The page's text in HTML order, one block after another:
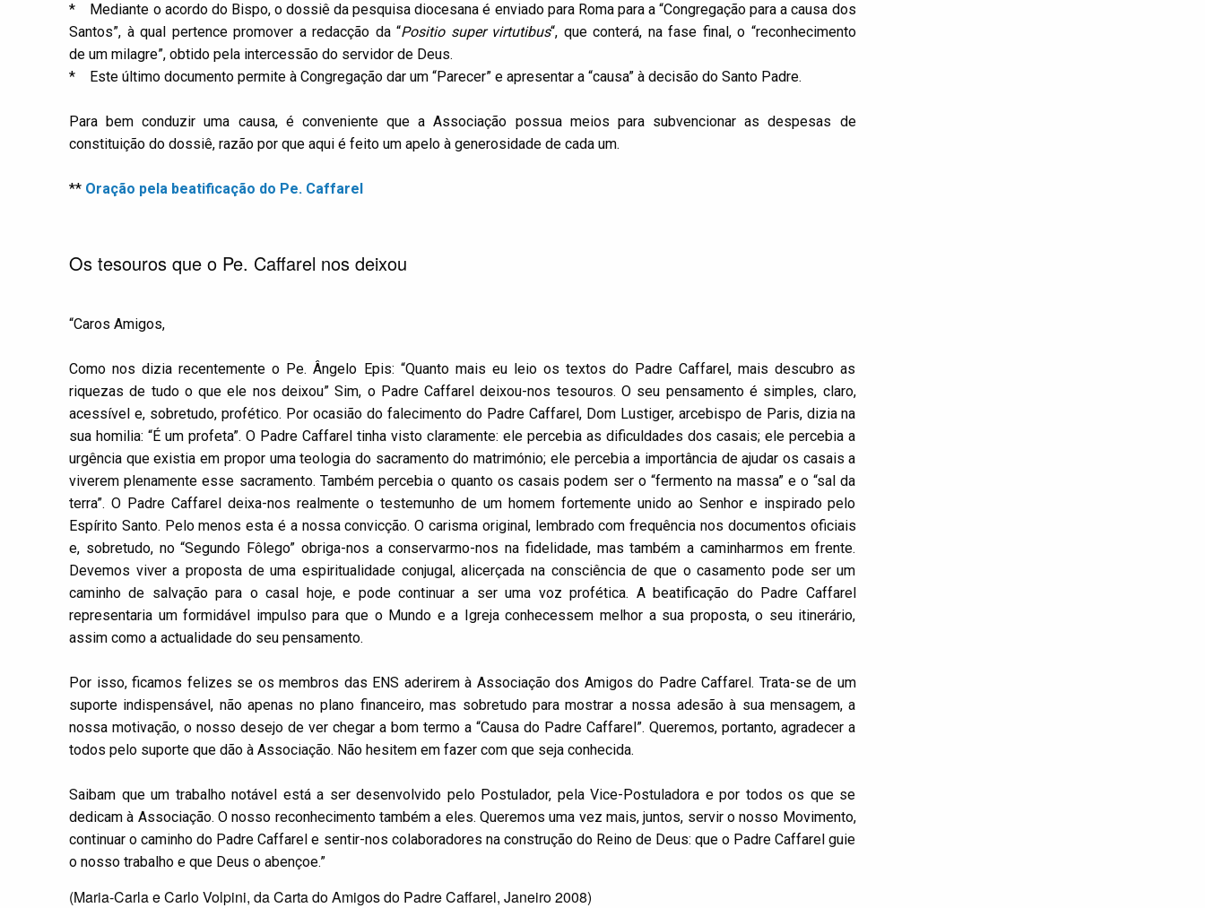
* Mediante o acordo do Bispo, o dossiê da pesquisa diocesana é enviado para Roma para a “Congregação para a causa dos
Santos”, à qual pertence promover a redacção da “Positio super virtutibus“, que conterá, na fase final, o “reconhecimento
de um milagre”, obtido pela intercessão do servidor de Deus.
* Este último documento permite à Congregação dar um “Parecer” e apresentar a “causa” à decisão do Santo Padre.
Para bem conduzir uma causa, é conveniente que a Associação possua meios para subvencionar as despesas de
constituição do dossiê, razão por que aqui é feito um apelo à generosidade de cada um.
** Oração pela beatificação do Pe. Caffarel
Os tesouros que o Pe. Caffarel nos deixou
“Caros Amigos,
Como nos dizia recentemente o Pe. Ângelo Epis: “Quanto mais eu leio os textos do Padre Caffarel, mais descubro as
riquezas de tudo o que ele nos deixou” Sim, o Padre Caffarel deixou-nos tesouros. O seu pensamento é simples, claro,
acessível e, sobretudo, profético. Por ocasião do falecimento do Padre Caffarel, Dom Lustiger, arcebispo de Paris, dizia na
sua homilia: “É um profeta”. O Padre Caffarel tinha visto claramente: ele percebia as dificuldades dos casais; ele percebia a
urgência que existia em propor uma teologia do sacramento do matrimónio; ele percebia a importância de ajudar os casais a
viverem plenamente esse sacramento. Também percebia o quanto os casais podem ser o “fermento na massa” e o “sal da
terra”. O Padre Caffarel deixa-nos realmente o testemunho de um homem fortemente unido ao Senhor e inspirado pelo
Espírito Santo. Pelo menos esta é a nossa convicção. O carisma original, lembrado com frequência nos documentos oficiais
e, sobretudo, no “Segundo Fôlego” obriga-nos a conservarmo-nos na fidelidade, mas também a caminharmos em frente.
Devemos viver a proposta de uma espiritualidade conjugal, alicerçada na consciência de que o casamento pode ser um
caminho de salvação para o casal hoje, e pode continuar a ser uma voz profética. A beatificação do Padre Caffarel
representaria um formidável impulso para que o Mundo e a Igreja conhecessem melhor a sua proposta, o seu itinerário,
assim como a actualidade do seu pensamento.
Por isso, ficamos felizes se os membros das ENS aderirem à Associação dos Amigos do Padre Caffarel. Trata-se de um
suporte indispensável, não apenas no plano financeiro, mas sobretudo para mostrar a nossa adesão à sua mensagem, a
nossa motivação, o nosso desejo de ver chegar a bom termo a “Causa do Padre Caffarel”. Queremos, portanto, agradecer a
todos pelo suporte que dão à Associação. Não hesitem em fazer com que seja conhecida.
Saibam que um trabalho notável está a ser desenvolvido pelo Postulador, pela Vice-Postuladora e por todos os que se
dedicam à Associação. O nosso reconhecimento também a eles. Queremos uma vez mais, juntos, servir o nosso Movimento,
continuar o caminho do Padre Caffarel e sentir-nos colaboradores na construção do Reino de Deus: que o Padre Caffarel guie
o nosso trabalho e que Deus o abençoe.”
(Maria-Carla e Carlo Volpini, da Carta do Amigos do Padre Caffarel, Janeiro 2008)